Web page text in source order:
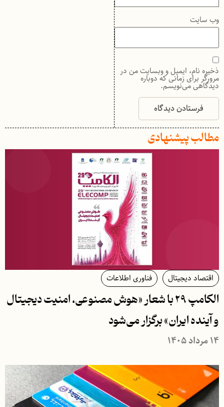
وب‌ سایت
ذخیره نام، ایمیل و وبسایت من در
مرورگر برای زمانی که دوباره
دیدگاهی می‌نویسم.
مطالب پیشنهادی
اقتصاد دیجیتال فناوری اطلاعات
الکامپ ۲۹ با شعار «هوش مصنوعی، امنیت دیجیتال
و آینده ایران» برگزار می‌شود
۱۴ مرداد ۱۴۰۵